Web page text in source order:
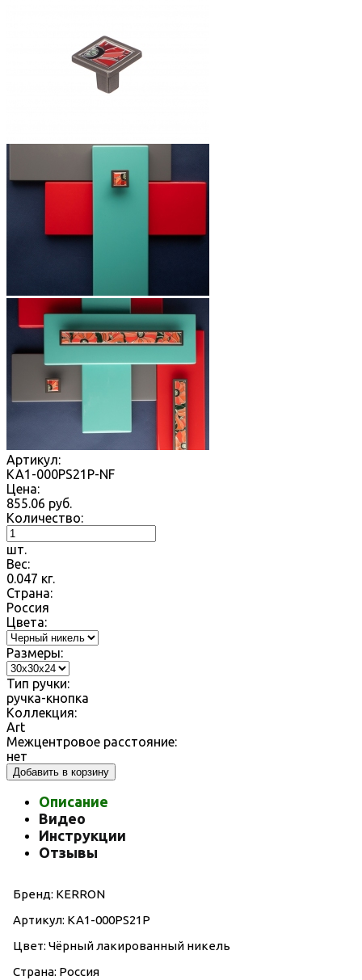
Артикул:
KA1-000PS21P-NF
Цена:
855.06 руб.
Количество:
шт.
Вес:
0.047 кг.
Страна:
Россия
Цвета:
Размеры:
Тип ручки:
ручка-кнопка
Коллекция:
Art
Межцентровое расстояние:
нет
Добавить в корзину
Описание
Видео
Инструкции
Отзывы
Бренд: KERRON
Артикул: KA1-000PS21P
Цвет: Чёрный лакированный никель
Страна: Россия